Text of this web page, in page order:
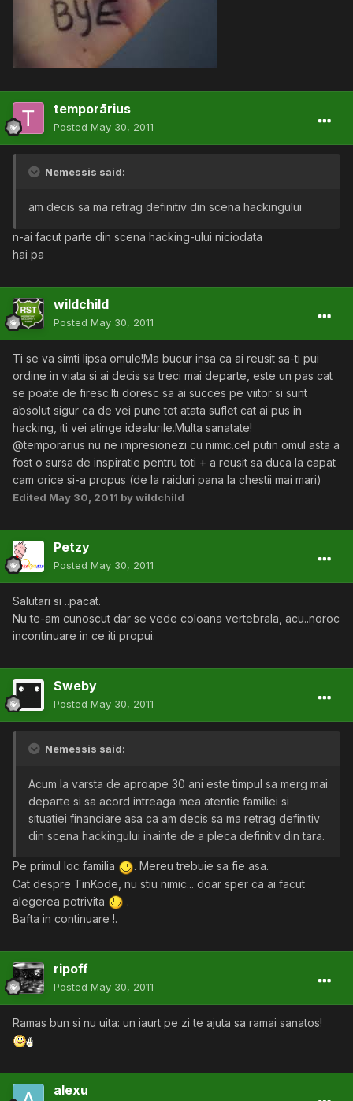
temporārius
Posted May 30, 2011
Nemessis said:
am decis sa ma retrag definitiv din scena hackingului
n-ai facut parte din scena hacking-ului niciodata
hai pa
wildchild
Posted May 30, 2011
Ti se va simti lipsa omule!Ma bucur insa ca ai reusit sa-ti pui
ordine in viata si ai decis sa treci mai departe, este un pas cat
se poate de firesc.Iti doresc sa ai succes pe viitor si sunt
absolut sigur ca de vei pune tot atata suflet cat ai pus in
hacking, iti vei atinge idealurile.Multa sanatate!
@temporarius nu ne impresionezi cu nimic.cel putin omul asta a
fost o sursa de inspiratie pentru toti + a reusit sa duca la capat
cam orice si-a propus (de la raiduri pana la chestii mai mari)
Edited May 30, 2011 by wildchild
Petzy
Posted May 30, 2011
Salutari si ..pacat.
Nu te-am cunoscut dar se vede coloana vertebrala, acu..noroc
incontinuare in ce iti propui.
Sweby
Posted May 30, 2011
Nemessis said:
Acum la varsta de aproape 30 ani este timpul sa merg mai
departe si sa acord intreaga mea atentie familiei si
situatiei financiare asa ca am decis sa ma retrag definitiv
din scena hackingului inainte de a pleca definitiv din tara.
Pe primul loc familia
. Mereu trebuie sa fie asa.
Cat despre TinKode, nu stiu nimic... doar sper ca ai facut
alegerea potrivita
.
Bafta in continuare !.
ripoff
Posted May 30, 2011
Ramas bun si nu uita: un iaurt pe zi te ajuta sa ramai sanatos!
alexu